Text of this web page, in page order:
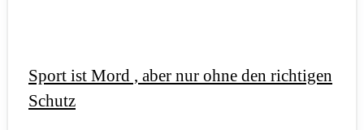
Sport ist Mord , aber nur ohne den richtigen
Schutz